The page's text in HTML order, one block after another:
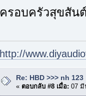
ครอบครัวสุขสัน
http://
Re: HBD >>> nh 123
« ตอบกลับ #8 เมื่อ: 07 มี